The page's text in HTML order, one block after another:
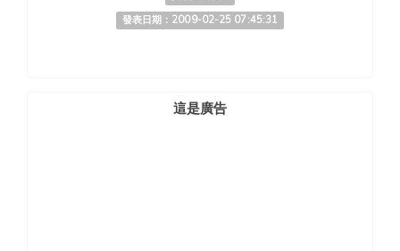
發表日期：2009-02-25 07:45:31
這是廣告